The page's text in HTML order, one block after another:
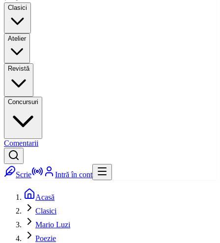
Clasici
Atelier
Revistă
Concursuri
Comentarii
Scrie Intră în cont
Acasă
Clasici
Mario Luzi
Poezie